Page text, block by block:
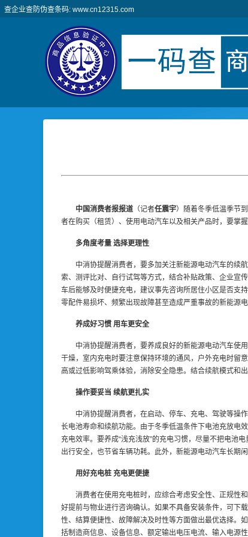
查企业查防伪查条码: www.cn12315.com
中国消费者报报道 （记者任震宇）随着冬季低温季节
者在购买（租赁）、使用电动汽车以及相关产品时，要掌握
多角度考量 选择更理性
中消协提醒消费者，要多加关注新能源电动汽车的续
索、测评比对、自行试驾等方式，结合补贴政策、企业宣
车后能够及时便捷充电，建议事先咨询所居住小区是否支
零配件易损坏、频繁出现故障甚至造成严重事故的新能源
养成好习惯 用车更安全
中消协提醒消费者，要养成良好的新能源电动汽车使
干燥，室内充电时要注意保持环境的通风，户外充电时留
高或过低影响驾乘体验，消除安全隐患。结合续航模式和
操作要妥当 续航更扎实
中消协提醒消费者，在启动、停车、充电、驾驶等操
长电池寿命和续航功能。由于冬季低温条件下电池充放电
充电效率。要养成“浅充浅放”的充电习惯，尽量不把电池
出行安全，也节省车辆功耗。此外，新能源电动汽车长期
用好充电桩 充电更便捷
消费者在使用充电桩时，应综合考虑安全性、正规性
好提前与物业进行咨询确认。如果不具备安装条件，可下
性、结算便捷性、故障解决及时性等方面做出最优选择。
括制造商信息、设备信息、额定输出电压电流、输入电源